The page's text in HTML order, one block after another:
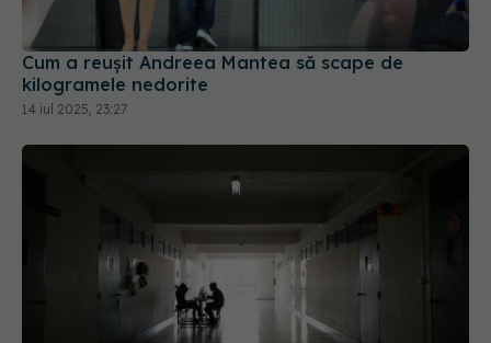
Cum a reușit Andreea Mantea să scape de
kilogramele nedorite
14 iul 2025, 23:27